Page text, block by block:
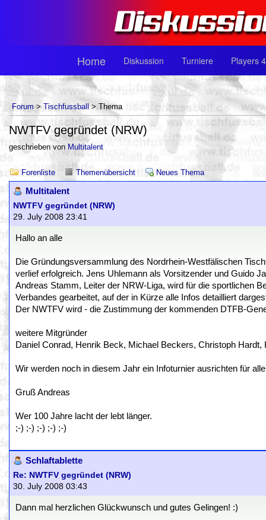
Home Diskussion Turniere Players
Forum > Tischfussball > Thema
NWTFV gegründet (NRW)
geschrieben von Multitalent
Forenliste Themenübersicht Neues Thema
Multitalent
NWTFV gegründet (NRW)
29. July 2008 23:41
Hallo an alle
Die Gründungsversammlung des Nordrhein-Westfälischen
verlief erfolgreich. Jens Uhlemann als Vorsitzender und Guido
Andreas Stamm, Leiter der NRW-Liga, wird für die sportlichen
Verbandes gearbeitet, auf der in Kürze alle Infos detailliert
Der NWTFV wird - die Zustimmung der kommenden DTFB-
weitere Mitgründer
Daniel Conrad, Henrik Beck, Michael Beckers, Christoph Hardt,
Wir werden noch in diesem Jahr ein Infoturnier ausrichten für
Gruß Andreas
Wer 100 Jahre lacht der lebt länger.
;-) ;-) ;-) ;-) ;-)
Schlaftablette
Re: NWTFV gegründet (NRW)
30. July 2008 03:43
Dann mal herzlichen Glückwunsch und gutes Gelingen! :)